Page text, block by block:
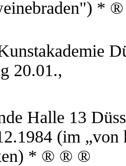
*
20.01.,
Halle 13
(im „von
* ® ® ®